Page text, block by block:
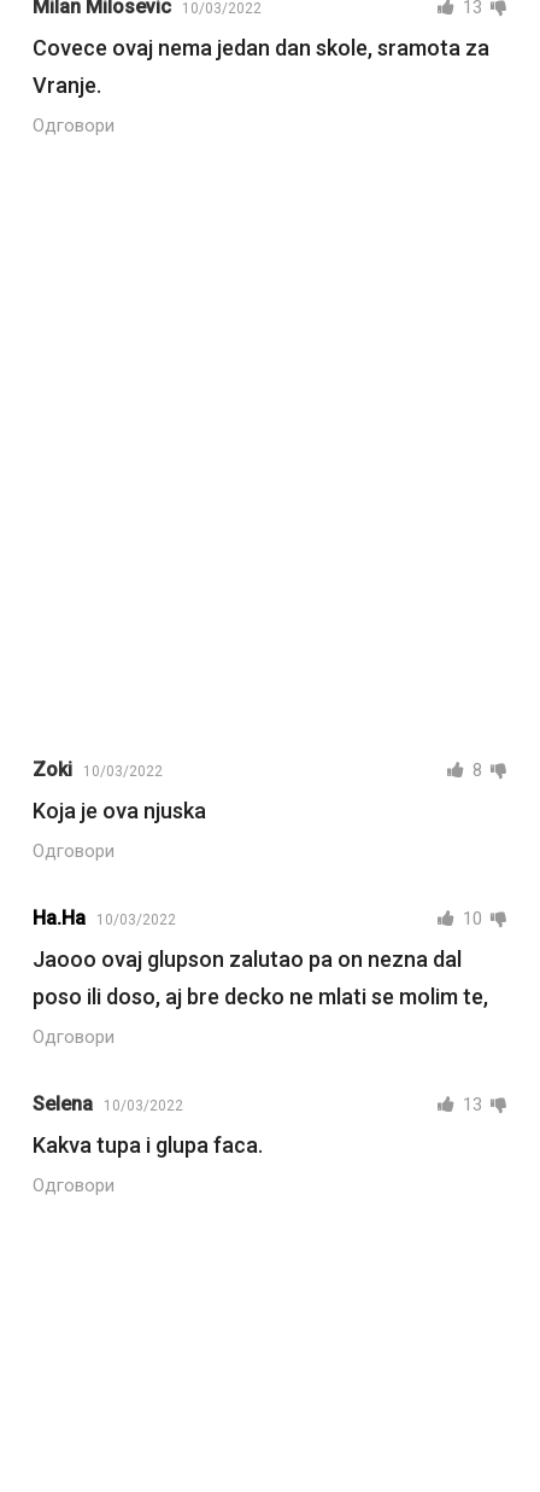
Milan Milosevic 10/03/2022 13
Covece ovaj nema jedan dan skole, sramota za
Vranje.
Одговори
Zoki 10/03/2022 8
Koja je ova njuska
Одговори
Ha.ha 10/03/2022 10
Jaooo ovaj glupson zalutao pa on nezna dal
poso ili doso, aj bre decko ne mlati se molim te,
Одговори
Selena 10/03/2022 13
Kakva tupa i glupa faca.
Одговори